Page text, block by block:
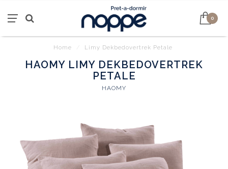
0
Home Limy Dekbedovertrek Petale
HAOMY LIMY DEKBEDOVERTREK
PETALE
HAOMY